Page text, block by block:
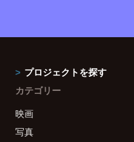
プロジェクトを探す
カテゴリー
映画
写真